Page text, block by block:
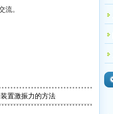
流。
置激振力的方法